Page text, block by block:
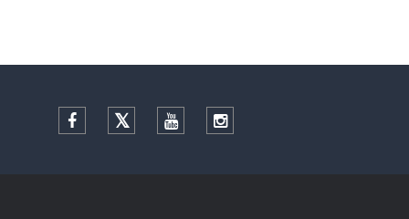
Facebook TwitterYouTubeInstagram